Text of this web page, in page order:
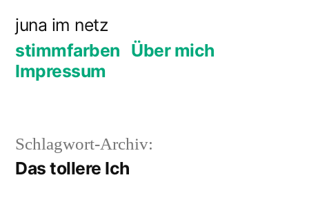
Inhalt
springen
juna im netz
stimmfarben Über mich
Impressum
Schlagwort-Archiv:
Das tollere Ich